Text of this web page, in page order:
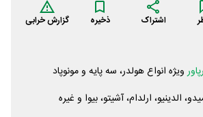
اشتراک ذخیره گزارش خرابی
ویژه انواع هولدر، سه پایه و مونوپاد
الدینیو، ارلدام، آشیتو، بیوا و غیره